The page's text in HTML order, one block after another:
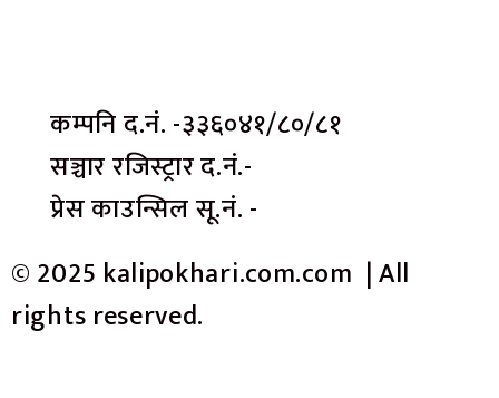
कम्पनि द.नं. -३३६०४१/८०/८१
सञ्चार रजिस्ट्रार द.नं.-
प्रेस काउन्सिल सू.नं. -
© 2025 kalipokhari.com.com | All
rights reserved.